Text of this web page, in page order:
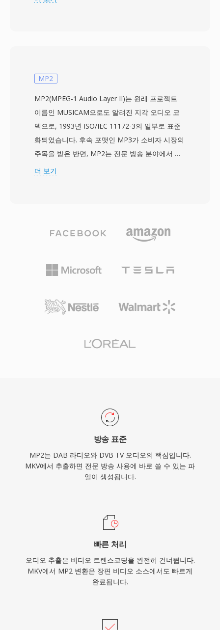
합니다. 뛰어난 기능 중 하나는 포괄적인 자막 지
일 자막, 블루레이 디스크의 비트맵 기반 PGS 트
랙까지 처리합니다. MKV는 또한 챕터 마커, 첨부
파일(스타일 자막에 필요한 글꼴 등), 태그 메타데
이터를 지원하여 가장 기능이 풍부한 컨테이너 중
하나입니다. 개방형 사양은 모든 개발자가 라이선
스 비용 없이 MKV 읽기 및 쓰기를 구현할 수 있도
정리된 파일에 캡슐화할 수 있는 능력 덕분에
MKV는 고품질 비디오 배포, 아카이빙, 개인 미디
MP2
MP2(MPEG-1 Audio Layer II)는 원래 프로젝트
이름인 MUSICAM으로도 알려진 지각 오디오 코
덱으로, 1993년 ISO/IEC 11172-3의 일부로 표준
화되었습니다. 후속 포맷인 MP3가 소비자 시장의
주목을 받은 반면, MP2는 전문 방송 분야에서 견
고한 지위를 확보하여 오늘날까지 유지하고 있습
포에서는 스테레오에 192~384 kbps를 사용하여,
내성으로 투명한 품질을 제공합니다. 이러한 특성
이 DVB 텔레비전, DAB 디지털 라디오, HDV 캠코
유입니다. 인코더 지연도 더 짧아 립싱크가 중요한
유지합니다: 지상파 신호에 필수적인 전송 오류 하
더 보기
방송 표준
MP2는 DAB 라디오와 DVB TV 오디오의 핵심입니다.
MKV에서 추출하면 전문 방송 사용에 바로 쓸 수 있는 파
일이 생성됩니다.
빠른 처리
오디오 추출은 비디오 트랜스코딩을 완전히 건너뜁니다.
MKV에서 MP2 변환은 장편 비디오 소스에서도 빠르게
완료됩니다.